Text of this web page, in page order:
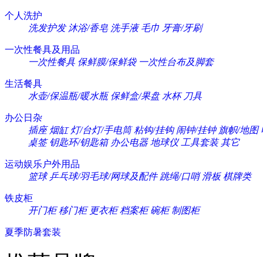
个人洗护
洗发护发 沐浴/香皂 洗手液 毛巾 牙膏/牙刷
一次性餐具及用品
一次性餐具 保鲜膜/保鲜袋 一次性台布及脚套
生活餐具
水壶/保温瓶/暖水瓶 保鲜盒/果盘 水杯 刀具
办公日杂
插座 烟缸 灯/台灯/手电筒 粘钩/挂钩 闹钟/挂钟 旗帜/地图
桌签 钥匙环/钥匙箱 办公电器 地球仪 工具套装 其它
运动娱乐户外用品
篮球 乒乓球/羽毛球/网球及配件 跳绳/口哨 滑板 棋牌类
铁皮柜
开门柜 移门柜 更衣柜 档案柜 碗柜 制图柜
夏季防暑套装